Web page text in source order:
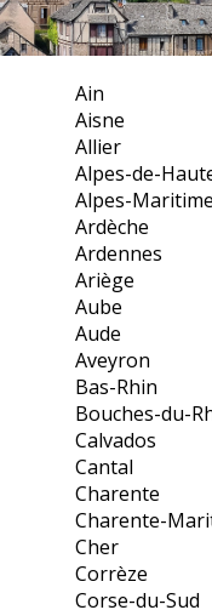
Ain
Aisne
Allier
Alpes-de-
Alpes-
Ardèche
Ardennes
Ariège
Aube
Aude
Aveyron
Bas-Rhin
Bouches-du-
Calvados
Cantal
Charente
Charente-
Cher
Corrèze
Corse-du-Sud